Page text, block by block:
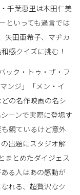
千葉恵里は本田仁美
といっても過言では
矢田亜希子、マヂカ
感クイズに挑む！
ック・トゥ・ザ・フ
ンジ」「メン・イ
の名作映画の名シ
ーンで実際に登場す
観ているけど意外
出題にスタジオ解
まとめたダイジェス
る人はあの感動が
れる、超贅沢なク